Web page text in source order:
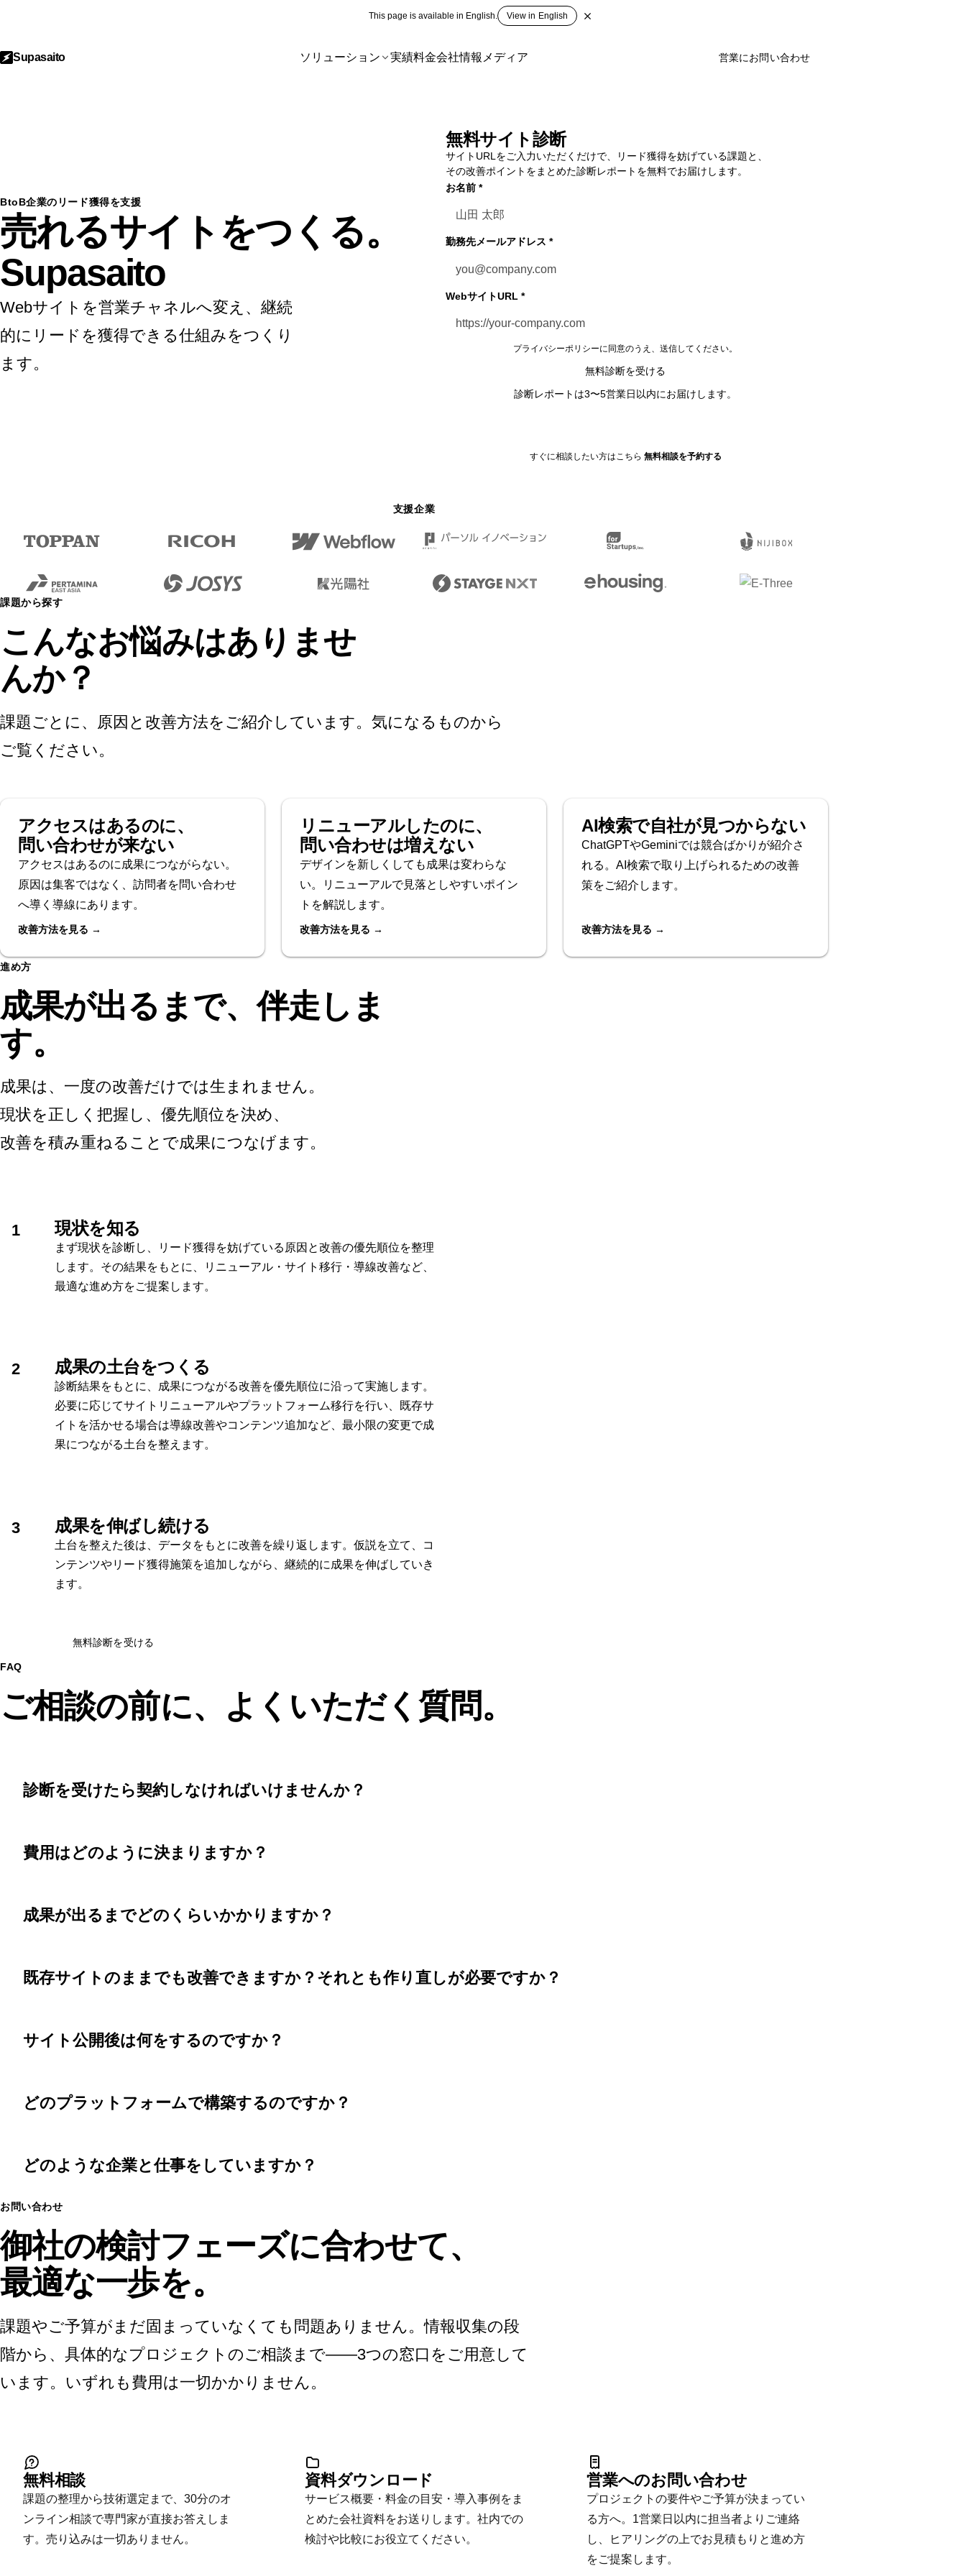
This page is available in English. View in English
Supasaito ソリューション 実績料金会社情報 メディア 営業にお問い合わせ
BtoB企業のリード獲得を支援
売れるサイトをつくる。
Supasaito
Webサイトを営業チャネルへ変え、継続
的に リード を獲得できる仕組みをつくり
ます。
無料サイト診断
サイトURLをご入力いただくだけで、リード獲得を妨げている課題と、
その改善ポイント をまとめた診断レポートを無料でお届けします。
お名前 *
勤務先メールアドレス *
WebサイトURL *
プライバシーポリシーに同意のうえ、送信してください。
無料診断を受ける
診断レポートは3〜5営業日以内にお届けします。
すぐに相談したい方はこちら 無料相談を予約する
支援企業
課題から探す
こんなお悩みはありませ
んか？
課題ごとに、原因と改善方法をご紹介しています。気になるものから
ご覧ください。
アクセスはあるのに、
問い合わせが来ない
アクセスはあるのに成果につながらない。
原因は集客ではなく、訪問者を問い合わせ
へ導く導線にあります。
改善方法を見る →
リニューアルしたのに、
問い合わせは増えない
デザインを新しくしても成果は変わらな
い。リニューアルで見落としやすいポイン
トを解説します。
改善方法を見る →
AI検索で自社が見つからない
ChatGPTやGeminiでは競合ばかりが紹介さ
れる。AI検索で取り上げられるための改善
策をご紹介します。
改善方法を見る →
進め方
成果が出るまで、伴走しま
す。
成果は、一度の改善だけでは生まれません。
現状を正しく把握し、優先順位を決め、
改善を積み重ねることで成果につなげます。
1 現状を知る
まず現状を診断し、リード獲得を妨げている原因と改善の優先順位を整理
します。その結果をもとに、リニューアル・サイト移行・導線改善など、
最適な進め方をご提案します。
2 成果の土台をつくる
診断結果をもとに、成果につながる改善を優先順位に沿って実施します。
必要に応じてサイトリニューアルやプラットフォーム移行を行い、既存サ
イトを活かせる場合は導線改善やコンテンツ追加など、最小限の変更で成
果につながる土台を整えます。
3 成果を伸ばし続ける
土台を整えた後は、データをもとに改善を繰り返します。仮説を立て、コ
ンテンツやリード獲得施策を追加しながら、継続的に成果を伸ばしていき
ます。
無料診断を受ける
FAQ
ご相談の前に、よくいただく質問。
診断を受けたら契約しなければいけませんか？
費用はどのように決まりますか？
成果が出るまでどのくらいかかりますか？
既存サイトのままでも改善できますか？それとも作り直しが必要ですか？
サイト公開後は何をするのですか？
どのプラットフォームで構築するのですか？
どのような企業と仕事をしていますか？
お問い合わせ
御社の検討フェーズに合わせて、
最適な一歩を。
課題やご予算がまだ固まっていなくても問題ありません。情報収集の段
階から、具体的なプロジェクトのご相談まで——3つの窓口をご用意して
います。いずれも費用は一切かかりません。
無料相談
課題の整理から技術選定まで、30分のオ
ンライン相談で専門家が直接お答えしま
す。売り込みは一切ありません。
資料ダウンロード
サービス概要・料金の目安・導入事例をま
とめた会社資料をお送りします。社内での
検討や比較にお役立てください。
営業へのお問い合わせ
プロジェクトの要件やご予算が決まってい
る方へ。1営業日以内に担当者よりご連絡
し、ヒアリングの上でお見積もりと進め方
をご提案します。